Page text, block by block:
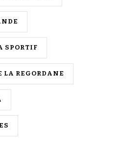
SPORTIF
LA REGORDANE